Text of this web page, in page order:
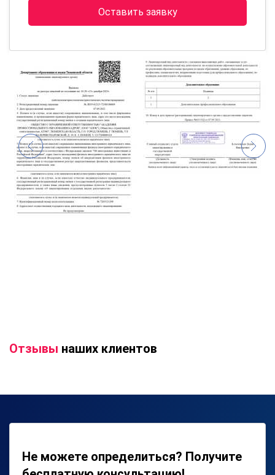
Оставить заявку
Отзывы наших клиентов
Не можете определиться? Получите